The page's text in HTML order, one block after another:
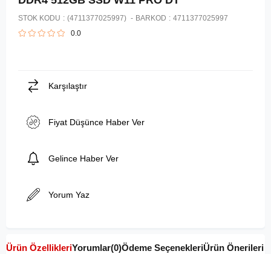
STOK KODU (4711377025997) BARKOD : 4711377025997
0.0
Karşılaştır
Fiyat Düşünce Haber Ver
Gelince Haber Ver
Yorum Yaz
Ürün ÖzellikleriYorumlar(0)Ödeme SeçenekleriÜrün Önerileri